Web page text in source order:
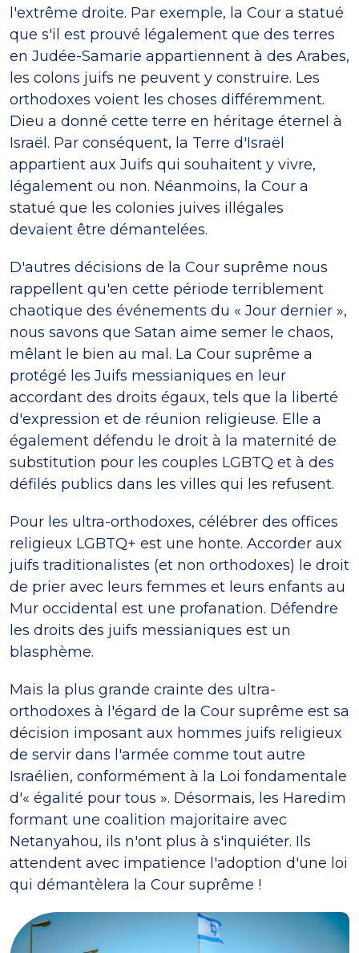
l'extrême droite. Par exemple, la Cour a statué
que s'il est prouvé légalement que des terres
en Judée-Samarie appartiennent à des Arabes,
les colons juifs ne peuvent y construire. Les
orthodoxes voient les choses différemment.
Dieu a donné cette terre en héritage éternel à
Israël. Par conséquent, la Terre d'Israël
appartient aux Juifs qui souhaitent y vivre,
légalement ou non. Néanmoins, la Cour a
statué que les colonies juives illégales
devaient être démantelées.
D'autres décisions de la Cour suprême nous
rappellent qu'en cette période terriblement
chaotique des événements du « Jour dernier »,
nous savons que Satan aime semer le chaos,
mêlant le bien au mal. La Cour suprême a
protégé les Juifs messianiques en leur
accordant des droits égaux, tels que la liberté
d'expression et de réunion religieuse. Elle a
également défendu le droit à la maternité de
substitution pour les couples LGBTQ et à des
défilés publics dans les villes qui les refusent.
Pour les ultra-orthodoxes, célébrer des offices
religieux LGBTQ+ est une honte. Accorder aux
juifs traditionalistes (et non orthodoxes) le droit
de prier avec leurs femmes et leurs enfants au
Mur occidental est une profanation. Défendre
les droits des juifs messianiques est un
blasphème.
Mais la plus grande crainte des ultra-
orthodoxes à l'égard de la Cour suprême est sa
décision imposant aux hommes juifs religieux
de servir dans l'armée comme tout autre
Israélien, conformément à la Loi fondamentale
d'« égalité pour tous ». Désormais, les Haredim
formant une coalition majoritaire avec
Netanyahou, ils n'ont plus à s'inquiéter. Ils
attendent avec impatience l'adoption d'une loi
qui démantèlera la Cour suprême !